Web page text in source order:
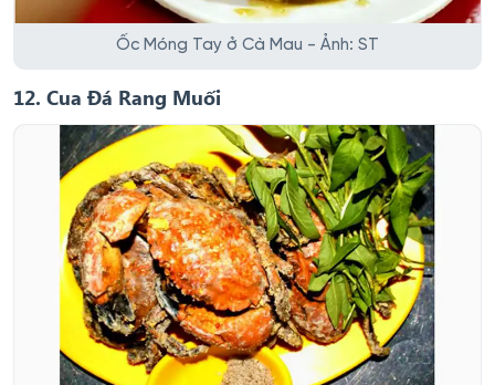
Ốc Móng Tay ở Cà Mau - Ảnh: ST
12. Cua Đá Rang Muối